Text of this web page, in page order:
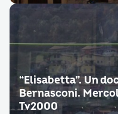
“Elisabetta”. Un
Bernasconi.
Tv2000